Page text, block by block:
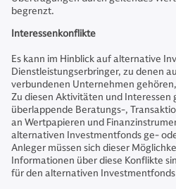
begrenzt.
Interessenkonflikte
Es kann im Hinblick auf alternative
Dienstleistungserbringer, zu denen
verbundenen Unternehmen
Zu diesen Aktivitäten und Interessen
überlappende Beratungs-,
an Wertpapieren und
alternativen Investmentfonds ge-
Anleger müssen sich dieser
Informationen über diese Konflikte
für den alternativen